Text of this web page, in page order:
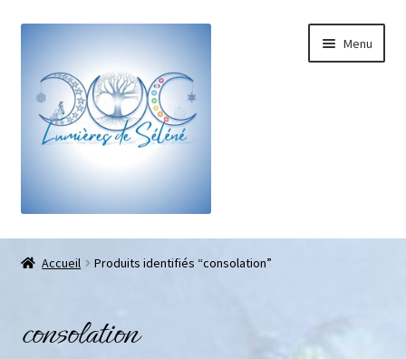
Menu
Boutique
Galets pouce anti-stress
Accueil Produits identifiés “consolation”
consolation